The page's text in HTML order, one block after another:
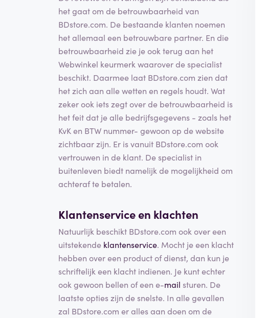
het gaat om de betrouwbaarheid van
BDstore.com. De bestaande klanten noemen
het allemaal een betrouwbare partner. En die
betrouwbaarheid zie je ook terug aan het
Webwinkel keurmerk waarover de specialist
beschikt. Daarmee laat BDstore.com zien dat
het zich aan alle wetten en regels houdt. Wat
zeker ook iets zegt over de betrouwbaarheid is
het feit dat je alle bedrijfsgegevens - zoals het
KvK en BTW nummer- gewoon op de website
zichtbaar zijn. Er is vanuit BDstore.com ook
vertrouwen in de klant. De specialist in
buitenleven biedt namelijk de mogelijkheid om
achteraf te betalen.
Klantenservice en klachten
Natuurlijk beschikt BDstore.com ook over een
uitstekende klantenservice. Mocht je een klacht
hebben over een product of dienst, dan kun je
schriftelijk een klacht indienen. Je kunt echter
ook gewoon bellen of een e-mail sturen. De
laatste opties zijn de snelste. In alle gevallen
zal BDstore.com er alles aan doen om de